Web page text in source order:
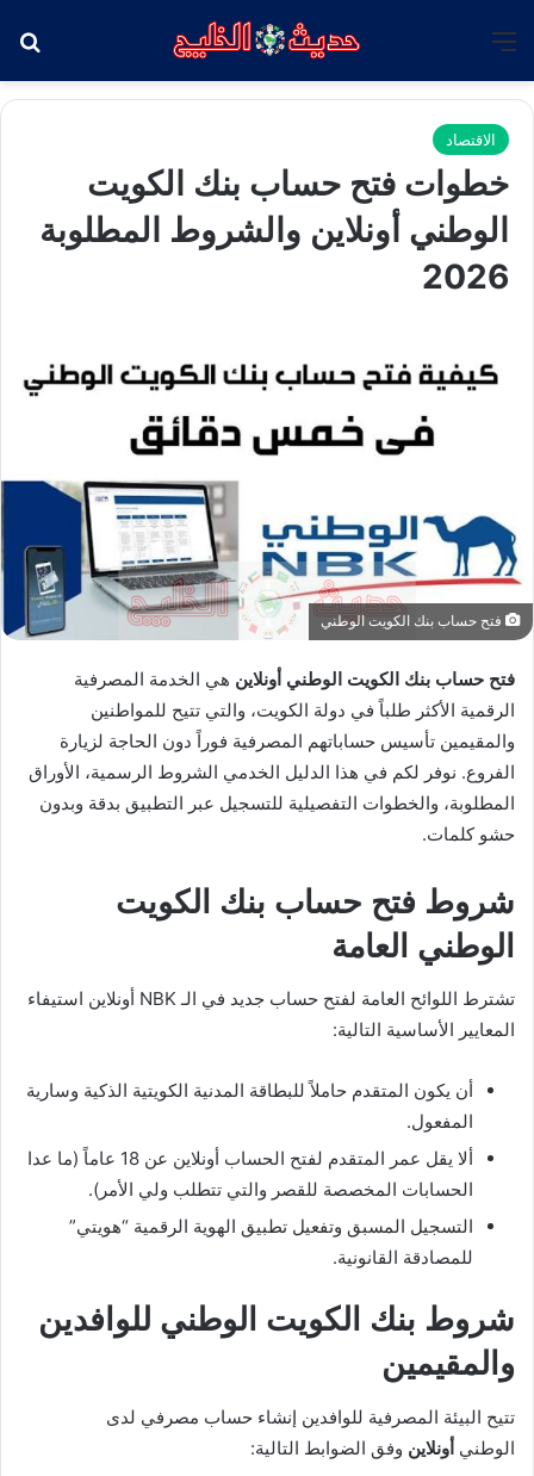
الاقتصاد
خطوات فتح حساب بنك الكويت
الوطني أونلاين والشروط المطلوبة
2026
فتح حساب بنك الكويت الوطني
فتح حساب بنك الكويت الوطني أونلاين هي الخدمة المصرفية
الرقمية الأكثر طلباً في دولة الكويت، والتي تتيح للمواطنين
والمقيمين تأسيس حساباتهم المصرفية فوراً دون الحاجة لزيارة
الفروع. نوفر لكم في هذا الدليل الخدمي الشروط الرسمية، الأوراق
المطلوبة، والخطوات التفصيلية للتسجيل عبر التطبيق بدقة وبدون
حشو كلمات.
شروط فتح حساب بنك الكويت
الوطني العامة
تشترط اللوائح العامة لفتح حساب جديد في الـ NBK أونلاين استيفاء
المعايير الأساسية التالية:
أن يكون المتقدم حاملاً للبطاقة المدنية الكويتية الذكية وسارية
المفعول.
ألا يقل عمر المتقدم لفتح الحساب أونلاين عن 18 عاماً (ما عدا
الحسابات المخصصة للقصر والتي تتطلب ولي الأمر).
التسجيل المسبق وتفعيل تطبيق الهوية الرقمية “هويتي”
للمصادقة القانونية.
شروط بنك الكويت الوطني للوافدين
والمقيمين
تتيح البيئة المصرفية للوافدين إنشاء حساب مصرفي لدى
الوطني أونلاين وفق الضوابط التالية: